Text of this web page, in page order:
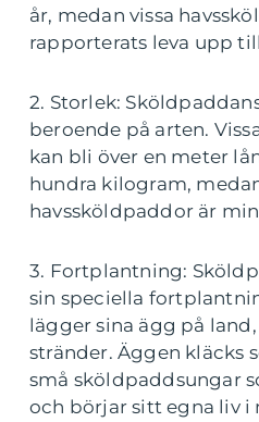
år, medan vissa
rapporterats leva upp
2. Storlek:
beroende på arten.
kan bli över en meter
hundra kilogram,
havssköldpaddor är
3. Fortplantning:
sin speciella
lägger sina ägg på
stränder. Äggen kläcks
små sköldpaddsungar
och börjar sitt egna liv i